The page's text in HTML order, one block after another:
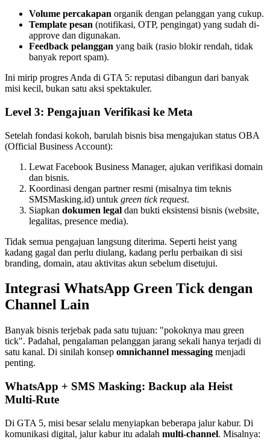
Volume percakapan organik dengan pelanggan yang cukup.
Template pesan (notifikasi, OTP, pengingat) yang sudah di-
approve dan digunakan.
Feedback pelanggan yang baik (rasio blokir rendah, tidak
banyak report spam).
Ini mirip progres Anda di GTA 5: reputasi dibangun dari banyak
misi kecil, bukan satu aksi spektakuler.
Level 3: Pengajuan Verifikasi ke Meta
Setelah fondasi kokoh, barulah bisnis bisa mengajukan status OBA
(Official Business Account):
Lewat Facebook Business Manager, ajukan verifikasi domain
dan bisnis.
Koordinasi dengan partner resmi (misalnya tim teknis
SMSMasking.id) untuk green tick request.
Siapkan dokumen legal dan bukti eksistensi bisnis (website,
legalitas, presence media).
Tidak semua pengajuan langsung diterima. Seperti heist yang
kadang gagal dan perlu diulang, kadang perlu perbaikan di sisi
branding, domain, atau aktivitas akun sebelum disetujui.
Integrasi WhatsApp Green Tick dengan
Channel Lain
Banyak bisnis terjebak pada satu tujuan: "pokoknya mau green
tick". Padahal, pengalaman pelanggan jarang sekali hanya terjadi di
satu kanal. Di sinilah konsep omnichannel messaging menjadi
penting.
WhatsApp + SMS Masking: Backup ala Heist
Multi-Rute
Di GTA 5, misi besar selalu menyiapkan beberapa jalur kabur. Di
komunikasi digital, jalur kabur itu adalah multi-channel. Misalnya: